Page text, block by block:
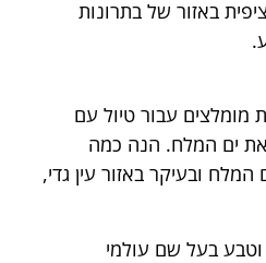
באזור של בתרונות
עבור טיול עם
את ים המלח. הנה כמה
ובעיקר באזור עין גדי,
בעל שם עולמי